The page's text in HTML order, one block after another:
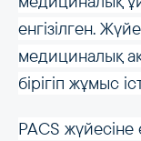
енгізілген.
медициналық
бірігіп жұмыс
PACS жүйесіне